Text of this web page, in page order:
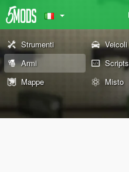
Strumenti Veicoli
Armi
Scripts
Mappe
Misto